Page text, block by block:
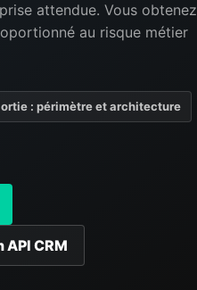
attendue. Vous obtenez
au risque métier
: périmètre et architecture
CRM